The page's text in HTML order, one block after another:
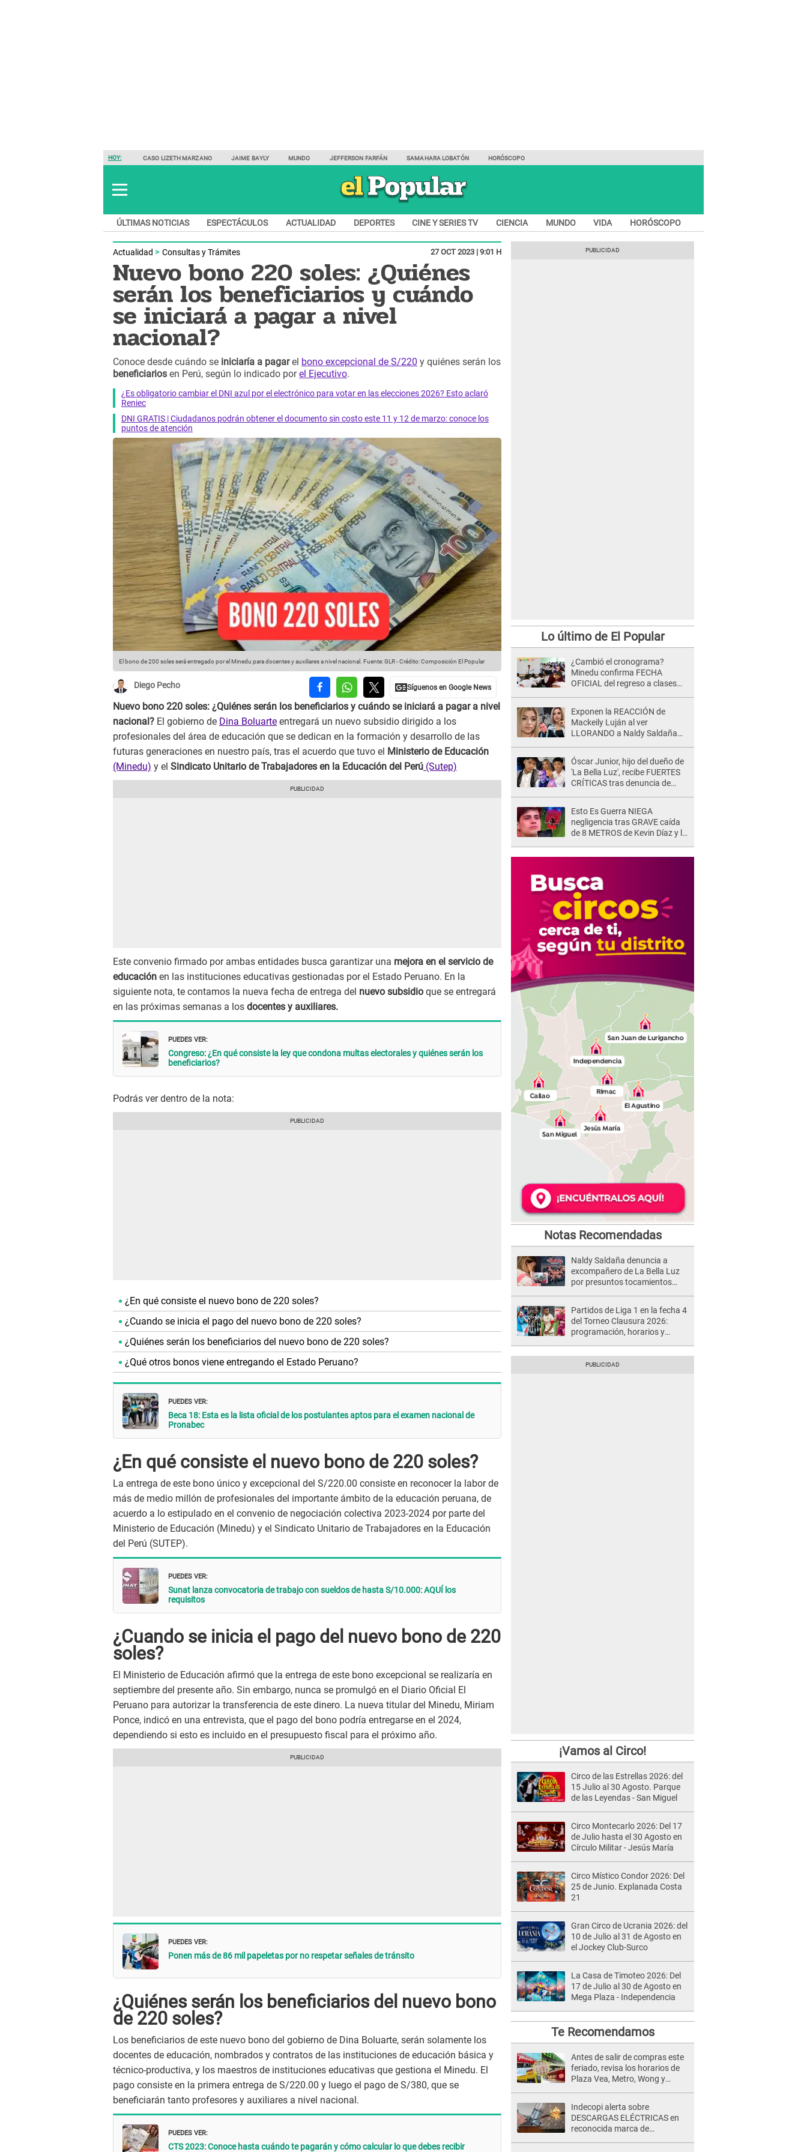
HOY: CASO LIZETH MARZANO JAIME BAYLY MUNDO JEFFERSON FARFÁN SAMAHARA LOBATÓN HORÓSCOPO
ÚLTIMAS NOTICIAS ESPECTÁCULOS ACTUALIDAD DEPORTES CINE Y SERIES TV CIENCIA MUNDO VIDA HORÓSCOPO
Actualidad Consultas y Trámites 27 OCT 2023 | 9:01 H
Nuevo bono 220 soles: ¿Quiénes
serán los beneficiarios y cuándo
se iniciará a pagar a nivel
nacional?
Conoce desde cuándo se iniciaría a pagarel bono excepcional de S/220 y quiénes serán los
beneficiarios en Perú, según lo indicado porel Ejecutivo.
¿Es obligatorio cambiar el DNI azul por el electrónico para votar en las elecciones 2026? Esto aclaró
Reniec
DNI GRATIS | Ciudadanos podrán obtener el documento sin costo este 11 y 12 de marzo: conoce los
puntos de atención
El bono de 200 soles será entregado por el Minedu para docentes y auxiliares a nivel nacional. Fuente: GLR-Crédito: Composición El Popular
Diego Pecho
Nuevo bono 220 soles: ¿Quiénes serán los beneficiarios y cuándo se iniciará a pagar a nivel
nacional? El gobierno de Dina Boluarte entregará un nuevo subsidio dirigido a los
profesionales del área de educación que se dedican en la formación y desarrollo de las
futuras generaciones en nuestro país, tras el acuerdo que tuvo el Ministerio de Educación
(Minedu) y el Sindicato Unitario de Trabajadores en la Educación del Perú (Sutep)
Este convenio firmado por ambas entidades busca garantizar una mejora en el servicio de
educación en las instituciones educativas gestionadas por el Estado Peruano. En la
siguiente nota, te contamos la nueva fecha de entrega del nuevo subsidio que se entregará
en las próximas semanas a los docentes y auxiliares.
PUEDES VER:
Congreso: ¿En qué consiste la ley que condona multas electorales y quiénes serán los
beneficiarios?
Podrás ver dentro de la nota:
¿En qué consiste el nuevo bono de 220 soles?
¿Cuando se inicia el pago del nuevo bono de 220 soles?
¿Quiénes serán los beneficiarios del nuevo bono de 220 soles?
¿Qué otros bonos viene entregando el Estado Peruano?
PUEDES VER:
Beca 18: Esta es la lista oficial de los postulantes aptos para el examen nacional de
Pronabec
¿En qué consiste el nuevo bono de 220 soles?
La entrega de este bono único y excepcional del S/220.00 consiste en reconocer la labor de
más de medio millón de profesionales del importante ámbito de la educación peruana, de
acuerdo a lo estipulado en el convenio de negociación colectiva 2023-2024 por parte del
Ministerio de Educación (Minedu) y el Sindicato Unitario de Trabajadores en la Educación
del Perú (SUTEP).
PUEDES VER:
Sunat lanza convocatoria de trabajo con sueldos de hasta S/10.000: AQUÍ los
requisitos
¿Cuando se inicia el pago del nuevo bono de 220
soles?
El Ministerio de Educación afirmó que la entrega de este bono excepcional se realizaría en
septiembre del presente año. Sin embargo, nunca se promulgó en el Diario Oficial El
Peruano para autorizar la transferencia de este dinero. La nueva titular del Minedu, Miriam
Ponce, indicó en una entrevista, que el pago del bono podría entregarse en el 2024,
dependiendo si esto es incluido en el presupuesto fiscal para el próximo año.
PUEDES VER:
Ponen más de 86 mil papeletas por no respetar señales de tránsito
¿Quiénes serán los beneficiarios del nuevo bono
de 220 soles?
Los beneficiarios de este nuevo bono del gobierno de Dina Boluarte, serán solamente los
docentes de educación, nombrados y contratos de las instituciones de educación básica y
técnico-productiva, y los maestros de instituciones educativas que gestiona el Minedu. El
pago consiste en la primera entrega de S/220.00 y luego el pago de S/380, que se
beneficiarán tanto profesores y auxiliares a nivel nacional.
PUEDES VER:
CTS 2023: Conoce hasta cuándo te pagarán y cómo calcular lo que debes recibir
Lo último de El Popular
¿Cambió el cronograma?
Minedu confirma FECHA
OFICIAL del regreso a clases
Exponen la REACCIÓN de
Mackeily Luján al ver
LLORANDO a Naldy Saldaña
'La Bella Luz': Esto hizo
Óscar Junior, hijo del dueño de
'La Bella Luz', recibe FUERTES
CRÍTICAS tras denuncia de
Esto Es Guerra NIEGA
negligencia tras GRAVE caída
de 8 METROS de Kevin Díaz y lo
Notas Recomendadas
Naldy Saldaña denuncia a
excompañero de La Bella Luz
por presuntos tocamientos
Partidos de Liga 1 en la fecha 4
del Torneo Clausura 2026:
programación, horarios y
¡Vamos al Circo!
Circo de las Estrellas 2026: del
15 Julio al 30 Agosto. Parque
de las Leyendas - San Miguel
Circo Montecarlo 2026: Del 17
de Julio hasta el 30 Agosto en
Círculo Militar - Jesús María
Circo Místico Condor 2026: Del
25 de Junio. Explanada Costa
21
Gran Circo de Ucrania 2026: del
10 de Julio al 31 de Agosto en
el Jockey Club-Surco
La Casa de Timoteo 2026: Del
17 de Julio al 30 de Agosto en
Mega Plaza - Independencia
Te Recomendamos
Antes de salir de compras este
feriado, revisa los horarios de
Plaza Vea, Metro, Wong y
Indecopi alerta sobre
DESCARGAS ELÉCTRICAS en
reconocida marca de